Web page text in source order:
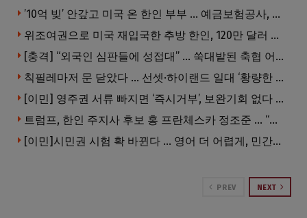
’10억 빚’ 안갚고 미국 온 한인 부부 … 예금보험공사, 미국서 소송
위조여권으로 미국 재입국한 추방 한인, 120만 달러 은행 사기 행각
[충격] “외국인 심판들에 성접대” … 쑥대밭된 축협 어디까지 추락하나
칙필레마저 문 닫았다 … 선셋·하이랜드 일대 ‘황량한 거리’로
[이민] 영주권 서류 빠지면 ‘즉시거부’, 보완기회 없다 … 이민심사 8월부터 확 바뀐다
트럼프, 한인 주지사 후보 홍 프란체스카 정조준 … “미치광이다”
[이민]시민권 시험 확 바뀐다 … 영어 더 어렵게, 민간시험 도입 추진
PREV NEXT